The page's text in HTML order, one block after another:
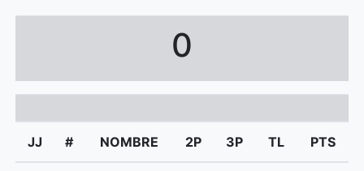
0
JJ # NOMBRE 2P 3P TL PTS